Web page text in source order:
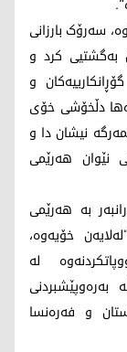
سەرۆک بارزانی
بەگشتیی کرد و
و
دڵخۆشی خۆی
نیشان دا و
نێوان هەرێمی
بە هەرێمی
خۆیەوە،
لە
بەرەوپێشبردنی
و فەرەنسا